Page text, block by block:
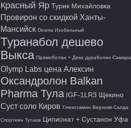
Красный Яр Турик Михайловка
Провирон со скидкой Ханты-
Мансийск Desma Изобильный
Туранабол дешево
Выкса Примоболан + Дека дураболин Самара
Olymp Labs цена Алексин
Оксандролон Balkan
Pharma Тула IGF-1LR3 Щекино
Суст соло Киров Глюкозамин Верхняя Салда
Спортеин Тутаев Ципионат + Сустанон Уфа